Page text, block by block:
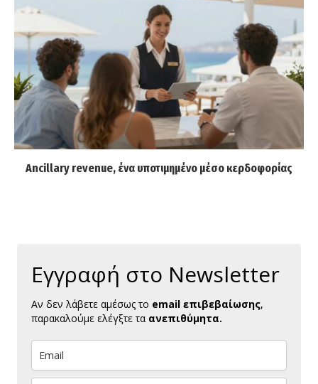
Ancillary revenue, ένα υποτιμημένο μέσο κερδοφορίας
Εγγραφή στο Newsletter
Αν δεν λάβετε αμέσως το email επιβεβαίωσης,
παρακαλούμε ελέγξτε τα ανεπιθύμητα.